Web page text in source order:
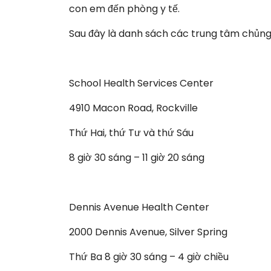
con em đến phòng y tế.
Sau đây là danh sách các trung tâm
School Health Services Center
4910 Macon Road, Rockville
Thứ Hai, thứ Tư và thứ Sáu
8 giờ 30 sáng – 11 giờ 20 sáng
Dennis Avenue Health Center
2000 Dennis Avenue, Silver Spring
Thứ Ba 8 giờ 30 sáng – 4 giờ chiều